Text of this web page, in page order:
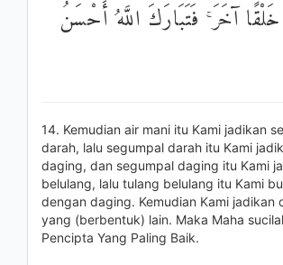
خَلْقًا آخَرَ ۚ فَتَبَارَكَ اللَّهُ أَحْسَنُ
14. Kemudian air mani itu Kami jadikan
darah, lalu segumpal darah itu Kami
daging, dan segumpal daging itu Kami
belulang, lalu tulang belulang itu Kami
dengan daging. Kemudian Kami jadikan
yang (berbentuk) lain. Maka Maha
Pencipta Yang Paling Baik.